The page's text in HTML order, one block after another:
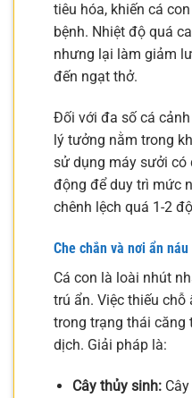
tiêu hóa, khiến cá
bệnh. Nhiệt độ quá
nhưng lại làm giảm
đến ngạt thở.
Đối với đa số cá
lý tưởng nằm trong
sử dụng máy sưởi
động để duy trì mức
chênh lệch quá 1-2
Che chắn và nơi ẩn náu
Cá con là loài nhút
trú ẩn. Việc thiếu chỗ
trong trạng thái căng
dịch. Giải pháp là:
Cây thủy sinh:Cây